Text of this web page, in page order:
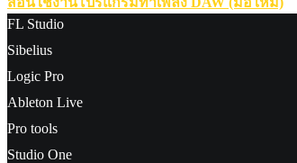
FL Studio
Sibelius
Logic Pro
Ableton Live
Pro tools
Studio One